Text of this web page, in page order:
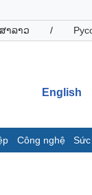
າລາວ /
English
Công nghệ